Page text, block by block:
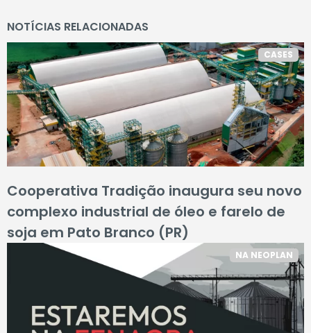
NOTÍCIAS RELACIONADAS
Cooperativa Tradição inaugura seu novo
complexo industrial de óleo e farelo de
soja em Pato Branco (PR)
CASES
NA NEOPLAN